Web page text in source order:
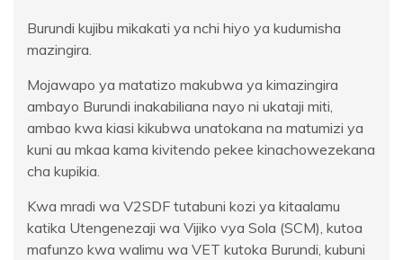
Burundi kujibu mikakati ya nchi hiyo ya kudumisha
mazingira.
Mojawapo ya matatizo makubwa ya kimazingira
ambayo Burundi inakabiliana nayo ni ukataji miti,
ambao kwa kiasi kikubwa unatokana na matumizi ya
kuni au mkaa kama kivitendo pekee kinachowezekana
cha kupikia.
Kwa mradi wa V2SDF tutabuni kozi ya kitaalamu
katika Utengenezaji wa Vijiko vya Sola (SCM), kutoa
mafunzo kwa walimu wa VET kutoka Burundi, kubuni